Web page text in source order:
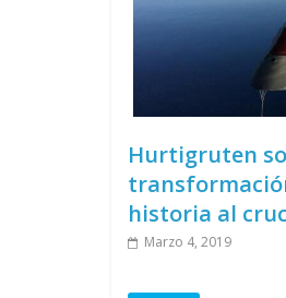
Hurtigruten
historia al
Marzo 4, 2019